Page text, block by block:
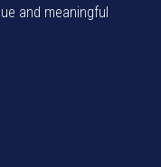
and meaningful